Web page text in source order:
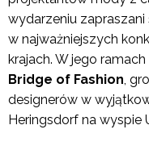
wydarzeniu
w najważniejszych
krajach. W jego
Bridge of Fashion ,
designerów w
Heringsdorf na wyspie